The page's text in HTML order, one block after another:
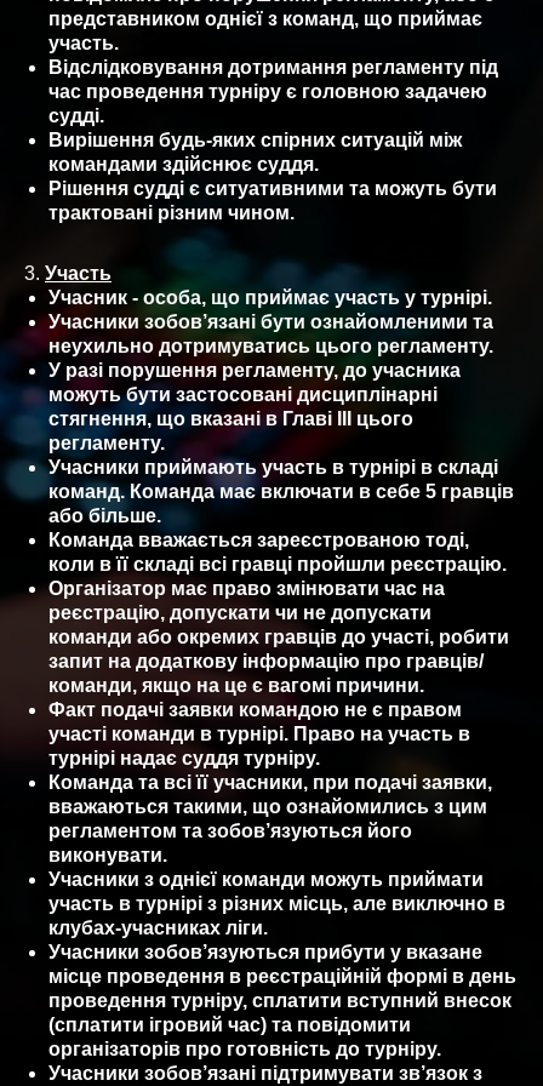
представником однієї з команд, що приймає
участь.
Відслідковування дотримання регламенту під
час проведення турніру є головною задачею
судді.
Вирішення будь-яких спірних ситуацій між
командами здійснює суддя.
Рішення судді є ситуативними та можуть бути
трактовані різним чином.
3. Участь
Учасник - особа, що приймає участь у турнірі.
Учасники зобов’язані бути ознайомленими та
неухильно дотримуватись цього регламенту.
У разі порушення регламенту, до учасника
можуть бути застосовані дисциплінарні
стягнення, що вказані в Главі ІІІ цього
регламенту.
Учасники приймають участь в турнірі в складі
команд. Команда має включати в себе 5 гравців
або більше.
Команда вважається зареєстрованою тоді,
коли в її складі всі гравці пройшли реєстрацію.
Організатор має право змінювати час на
реєстрацію, допускати чи не допускати
команди або окремих гравців до участі, робити
запит на додаткову інформацію про гравців/
команди, якщо на це є вагомі причини.
Факт подачі заявки командою не є правом
участі команди в турнірі. Право на участь в
турнірі надає суддя турніру.
Команда та всі її учасники, при подачі заявки,
вважаються такими, що ознайомились з цим
регламентом та зобов’язуються його
виконувати.
Учасники з однієї команди можуть приймати
участь в турнірі з різних місць, але виключно в
клубах-учасниках ліги.
Учасники зобов’язуються прибути у вказане
місце проведення в реєстраційній формі в день
проведення турніру, сплатити вступний внесок
(сплатити ігровий час) та повідомити
організаторів про готовність до турніру.
Учасники зобов’язані підтримувати зв’язок з